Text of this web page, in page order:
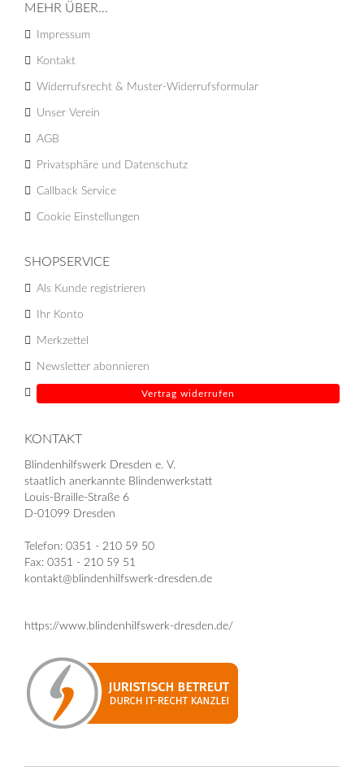
MEHR ÜBER...
Impressum
Kontakt
Widerrufsrecht & Muster-Widerrufsformular
Unser Verein
AGB
Privatsphäre und Datenschutz
Callback Service
Cookie Einstellungen
SHOPSERVICE
Als Kunde registrieren
Ihr Konto
Merkzettel
Newsletter abonnieren
Vertrag widerrufen
KONTAKT
Blindenhilfswerk Dresden e. V.
staatlich anerkannte Blindenwerkstatt
Louis-Braille-Straße 6
D-01099 Dresden
Telefon: 0351 - 210 59 50
Fax: 0351 - 210 59 51
kontakt@blindenhilfswerk-dresden.de
https://www.blindenhilfswerk-dresden.de/